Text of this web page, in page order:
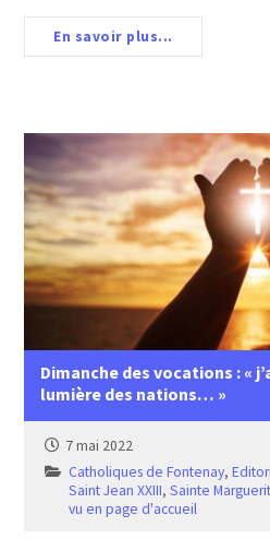
En savoir plus...
Dimanche des vocations : «
lumière des nations… »
7 mai 2022
Catholiques de Fontenay,
Saint Jean XXIII,Sainte
vu en page d'accueil